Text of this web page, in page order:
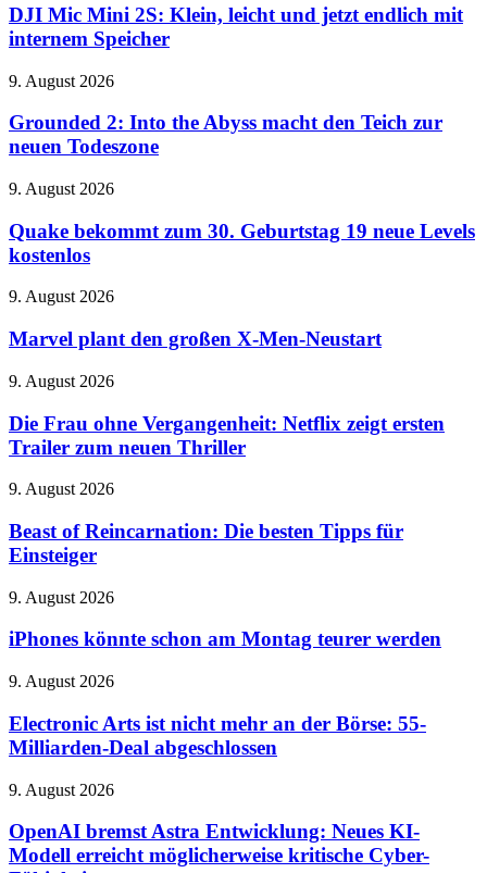
Mini
2S:
Klein,
und
endlich
mit
Speicher
DJI Mic Mini 2S: Klein, leicht und jetzt endlich mit
internem Speicher
Grounded
Into
Abyss
den
zur
neuen
9. August 2026
Grounded 2: Into the Abyss macht den Teich zur
neuen Todeszone
Quake
zum
30.
Geburtstag
neue
kostenlos
9. August 2026
Quake bekommt zum 30. Geburtstag 19 neue Levels
kostenlos
Marvel
den
großen
X-
Men-
Neustart
9. August 2026
Marvel plant den großen X-Men-Neustart
Die
ohne
Vergangenheit:
Netflix
ersten
zum
neuen
9. August 2026
Die Frau ohne Vergangenheit: Netflix zeigt ersten
Trailer zum neuen Thriller
Beast
Reincarnation:
Die
besten
für
9. August 2026
Beast of Reincarnation: Die besten Tipps für
Einsteiger
iPhones
schon
Montag
werden
9. August 2026
iPhones könnte schon am Montag teurer werden
Electronic
ist
nicht
mehr
der
55-
Milliarden-
9. August 2026
Electronic Arts ist nicht mehr an der Börse: 55-
Milliarden-Deal abgeschlossen
OpenAI
Astra
Entwicklung:
Neues
9. August 2026
OpenAI bremst Astra Entwicklung: Neues KI-
Modell erreicht möglicherweise kritische Cyber-